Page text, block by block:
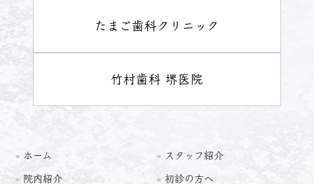
たまご歯科クリニック
竹村歯科 堺医院
ホーム スタッフ紹介
院内紹介 初診の方へ